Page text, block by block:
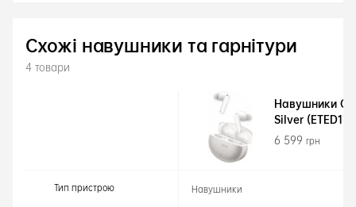
Схожі навушники та гарнітури
4 товари
Тип пристрою
Навушники
Silver (ETED1
6 599 грн
Навушники